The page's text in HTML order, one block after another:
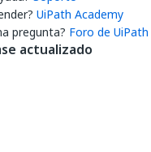
UiPath Academy
pregunta? Foro de UiPath
actualizado